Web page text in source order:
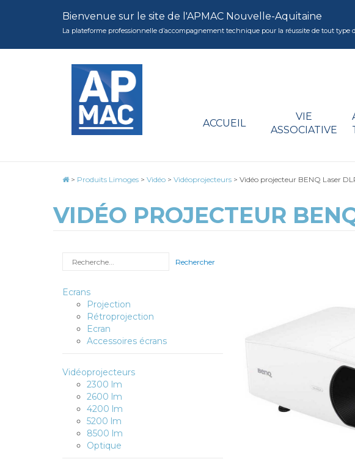
Bienvenue sur le site de l'APMAC Nouvelle-Aquitaine
La plateforme professionnelle d’accompagnement technique pour la réussite de tout type
ACCUEIL
VIE
ASSOCIATIVE
> Produits Limoges > Vidéo > Vidéoprojecteurs > Vidéo projecteur BENQ Laser
VIDÉO PROJECTEUR
Rechercher
Ecrans
Projection
Rétroprojection
Ecran
Accessoires écrans
Vidéoprojecteurs
2300 lm
2600 lm
4200 lm
5200 lm
8500 lm
Optique